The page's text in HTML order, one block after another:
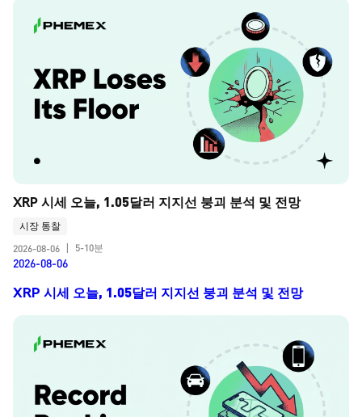
XRP 시세 오늘, 1.05달러 지지선 붕괴 분석 및 전망
시장 통찰
2026-08-06
5-10분
2026-08-06
XRP 시세 오늘, 1.05달러 지지선 붕괴 분석 및 전망